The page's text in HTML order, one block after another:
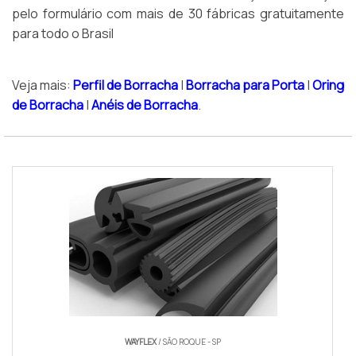
pelo formulário com mais de 30 fábricas gratuitamente
para todo o Brasil
Veja mais: Perfil de Borracha|Borracha para Porta|Oring
de Borracha|Anéis de Borracha.
WAYFLEX/ SÃO ROQUE - SP